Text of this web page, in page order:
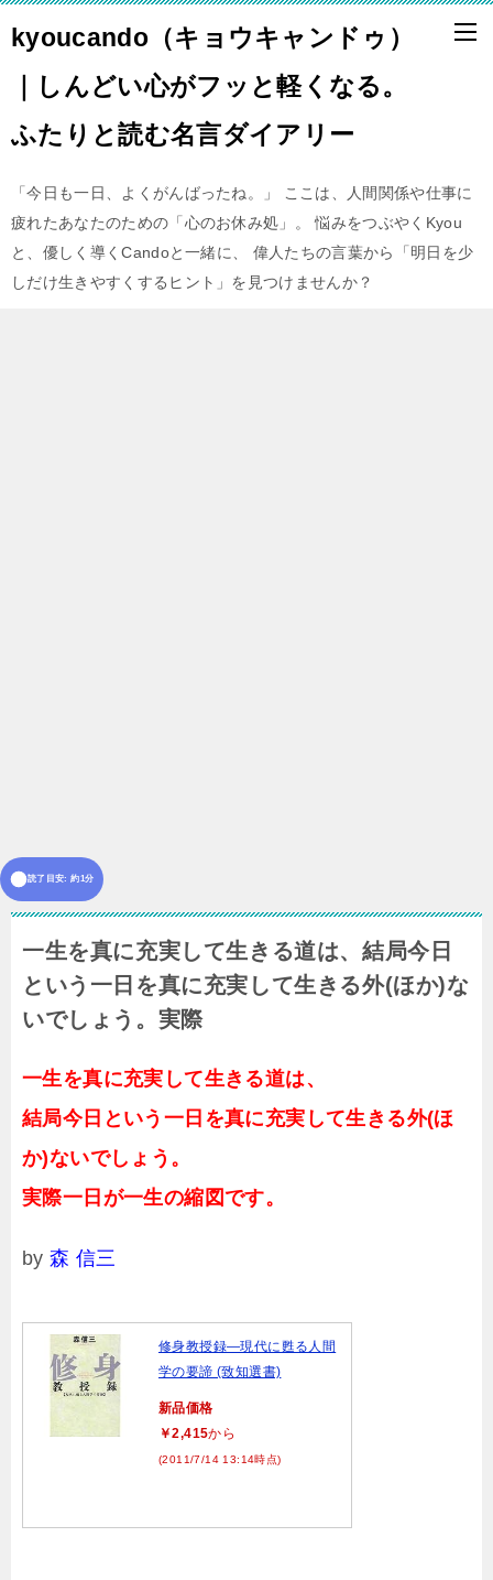
kyoucando（キョウキャンドゥ）
｜しんどい心がフッと軽くなる。
ふたりと読む名言ダイアリー
「今日も一日、よくがんばったね。」 ここは、人間関係や仕事に
疲れたあなたのための「心のお休み処」。 悩みをつぶやくKyou
と、優しく導くCandoと一緒に、 偉人たちの言葉から「明日を少
しだけ生きやすくするヒント」を見つけませんか？
読了目安: 約1分
一生を真に充実して生きる道は、結局今日
という一日を真に充実して生きる外(ほか)な
いでしょう。実際
一生を真に充実して生きる道は、
結局今日という一日を真に充実して生きる外(ほ
か)ないでしょう。
実際一日が一生の縮図です。
by森 信三
修身教授録―現代に甦る人間
学の要諦 (致知選書)
新品価格
￥2,415から
(2011/7/14 13:14時点)